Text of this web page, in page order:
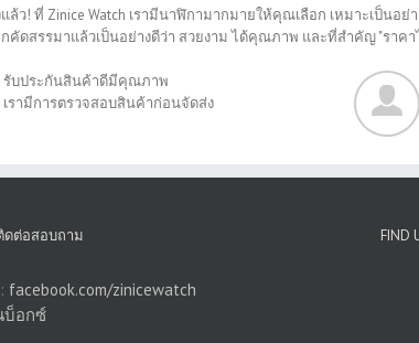
ที่ Zinice Watch เรามีนาฬิกามากมายให้คุณเลือก เหมาะเป็นอย่
คัดสรรมาแล้วเป็นอย่างดีว่า สวยงาม ได้คุณภาพ และที่สำคัญ "ราค
รับประกันสินค้าดีมีคุณภาพ
เรามีการตรวจสอบสินค้าก่อนจัดส่ง
ดต่อสอบถาม
facebook.com/zinicewatch
บ็อกซ์
FIND